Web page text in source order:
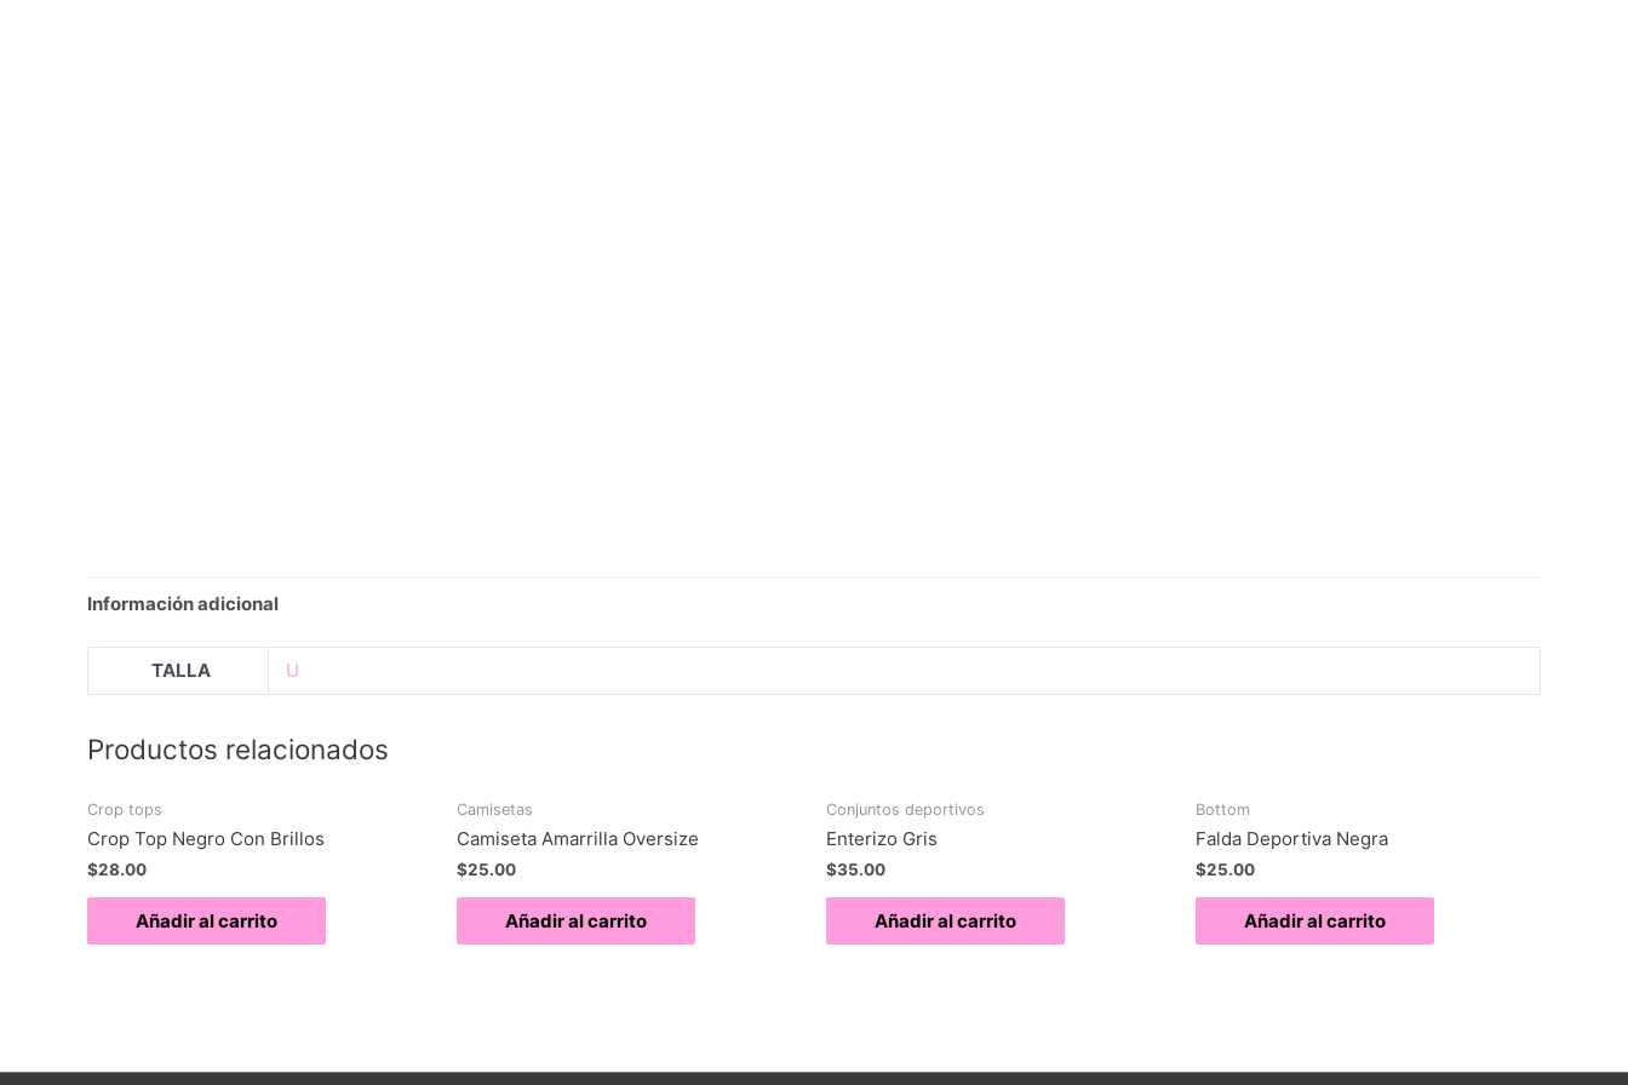
Información adicional
TALLA U
Productos relacionados
Crop tops
Crop Top Negro Con Brillos
$28.00
Añadir al carrito
Camisetas
Camiseta Amarrilla Oversize
$25.00
Añadir al carrito
Conjuntos deportivos
Enterizo Gris
$35.00
Añadir al carrito
Bottom
Falda Deportiva Negra
$25.00
Añadir al carrito